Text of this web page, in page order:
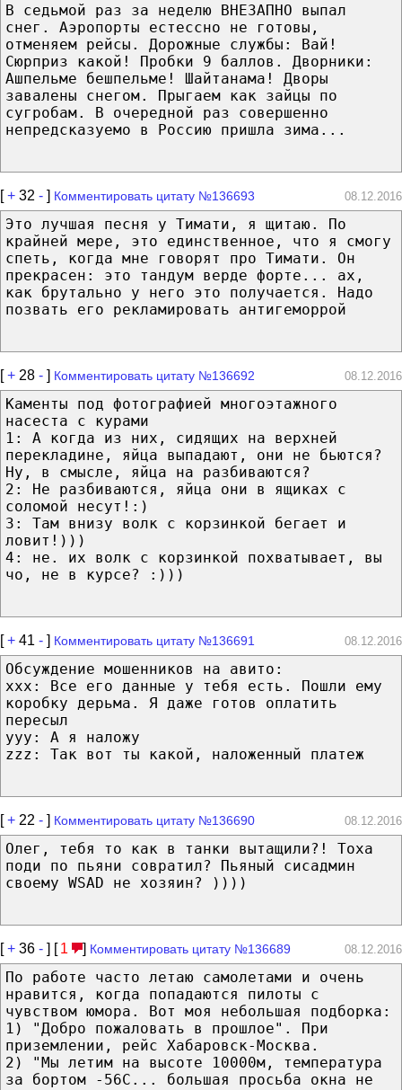
В седьмой раз за неделю ВНЕЗАПНО выпал
снег. Аэропорты естессно не готовы,
отменяем рейсы. Дорожные службы: Вай!
Сюрприз какой! Пробки 9 баллов. Дворники:
Ашпельме бешпельме! Шайтанама! Дворы
завалены снегом. Прыгаем как зайцы по
сугробам. В очередной раз совершенно
непредсказуемо в Россию пришла зима...
[+ 32 - ] Комментировать цитату №136693 08.12.2016
Это лучшая песня у Тимати, я щитаю. По
крайней мере, это единственное, что я смогу
спеть, когда мне говорят про Тимати. Он
прекрасен: это тандум верде форте... ах,
как брутально у него это получается. Надо
позвать его рекламировать антигеморрой
[+ 28 - ] Комментировать цитату №136692 08.12.2016
Каменты под фотографией многоэтажного
насеста с курами
1: А когда из них, сидящих на верхней
перекладине, яйца выпадают, они не бьются?
Ну, в смысле, яйца на разбиваются?
2: Не разбиваются, яйца они в ящиках с
соломой несут!:)
3: Там внизу волк с корзинкой бегает и
ловит!)))
4: не. их волк с корзинкой похватывает, вы
чо, не в курсе? :)))
[+ 41 - ] Комментировать цитату №136691 08.12.2016
Обсуждение мошенников на авито:
xxx: Все его данные у тебя есть. Пошли ему
коробку дерьма. Я даже готов оплатить
пересыл
yyy: А я наложу
zzz: Так вот ты какой, наложенный платеж
[+ 22 - ] Комментировать цитату №136690 08.12.2016
Олег, тебя то как в танки вытащили?! Тоха
поди по пьяни совратил? Пьяный сисадмин
своему WSAD не хозяин? ))))
[+ 36 - ] [ 1 ] Комментировать цитату №136689 08.12.2016
По работе часто летаю самолетами и очень
нравится, когда попадаются пилоты с
чувством юмора. Вот моя небольшая подборка:
1) "Добро пожаловать в прошлое". При
приземлении, рейс Хабаровск-Москва.
2) "Мы летим на высоте 10000м, температура
за бортом -56С... большая просьба окна не